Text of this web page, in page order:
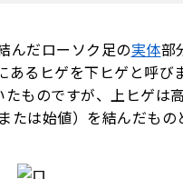
んだローソク足の実体部
るヒゲを下ヒゲと呼び
たものですが、上ヒゲは
は始値）を結んだもの